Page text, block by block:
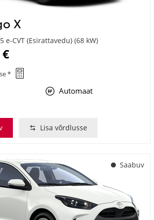
X
e-CVT (Esirattavedu) (68 kW)
*
Automaat
Lisa võrdlusse
Saabuv